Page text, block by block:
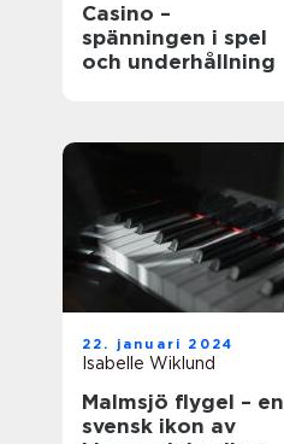
Casino –
spänningen i spel
och underhållning
22. januari 2024
Isabelle Wiklund
Malmsjö flygel – en
svensk ikon av